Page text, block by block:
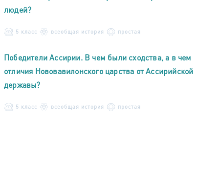
людей?
5 класс всеобщая история простая
Победители Ассирии. В чем были сходства, а в чем
отличия Нововавилонского царства от Ассирийской
державы?
5 класс всеобщая история простая